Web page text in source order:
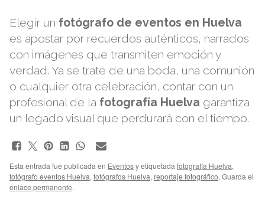
Elegir un fotógrafo de eventos en Huelva
es apostar por recuerdos auténticos, narrados
con imágenes que transmiten emoción y
verdad. Ya se trate de una boda, una comunión
o cualquier otra celebración, contar con un
profesional de la fotografía Huelva garantiza
un legado visual que perdurará con el tiempo.
Esta entrada fue publicada en Eventosy etiquetada fotografía Huelva,
fotógrafo eventos Huelva, fotógrafos Huelva, reportaje fotográfico. Guarda el
enlace permanente.